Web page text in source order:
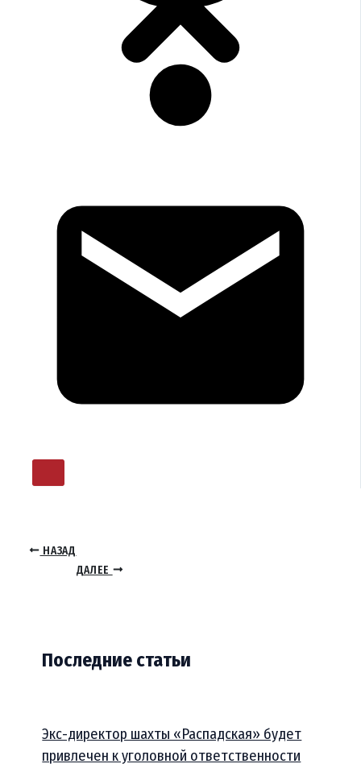
НАЗАД
ДАЛЕЕ
Последние статьи
Экс-директор шахты «Распадская» будет
привлечен к уголовной ответственности